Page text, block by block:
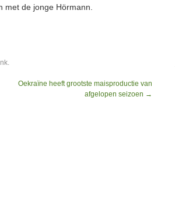
met de jonge Hörmann.
.
Oekraïne heeft grootste maisproductie van
afgelopen seizoen →